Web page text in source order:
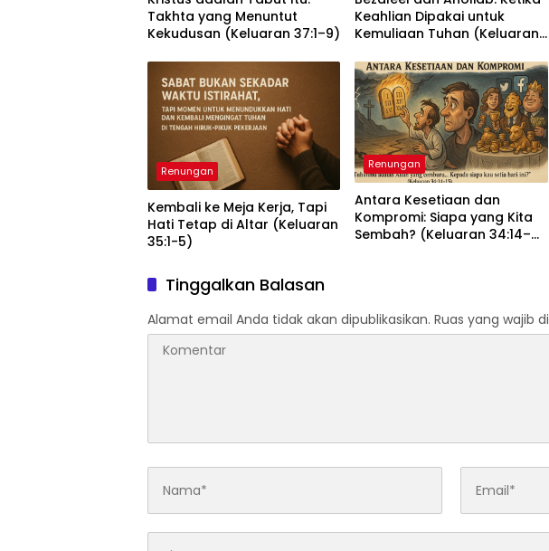
Takhta yang Menuntut
Kekudusan (Keluaran 37:1–9)
Keahlian Dipakai untuk
Kemuliaan Tuhan (Keluaran
Renungan
Kembali ke Meja Kerja, Tapi
Hati Tetap di Altar (Keluaran
35:1-5)
Renungan
Antara Kesetiaan dan
Kompromi: Siapa yang Kita
Sembah? (Keluaran 34:14–
Tinggalkan Balasan
Alamat email Anda tidak akan dipublikasikan. Ruas yang wajib